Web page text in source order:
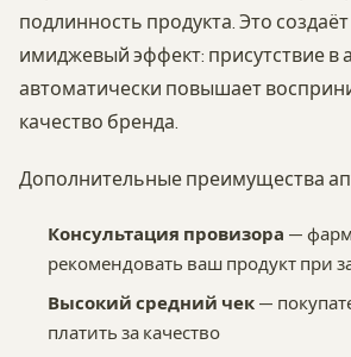
подлинность продукта. Это
имиджевый эффект: присутствие в
автоматически повышает
качество бренда.
Дополнительные преимущества
Консультация провизора —
рекомендовать ваш продукт при
Высокий средний чек —
платить за качество